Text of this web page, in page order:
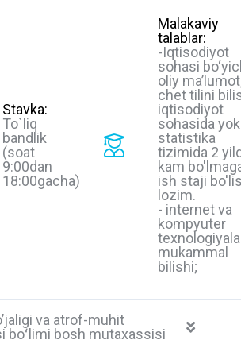
Stavka:
To`liq
bandlik
(soat
9:00dan
18:00gacha)
Malakaviy
talablar:
-Iqtisodiyot
sohasi
oliy
chet tilini
iqtisodiyot
sohasida
statistika
tizimida 2
kam
ish staji
lozim.
- internet va
kompyuter
mukammal
bilishi;
va atrof-muhit
boʻlimi bosh mutaxassisi